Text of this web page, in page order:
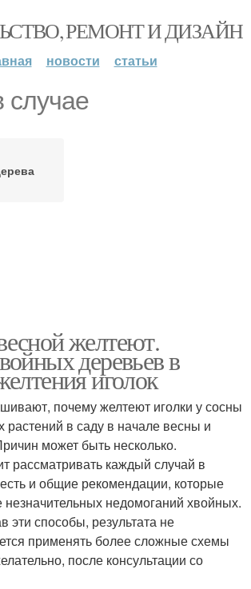
РЕМОНТ И ДИЗАЙН
новости статьи
случае
желтеют.
деревьев в
иголок
почему желтеют иголки у сосны
растений в саду в начале весны и
может быть несколько.
рассматривать каждый случай в
и общие рекомендации, которые
незначительных недомоганий хвойных.
эти способы, результата не
применять более сложные схемы
после консультации со